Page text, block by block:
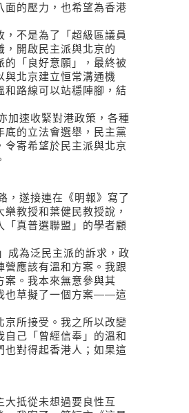
面的壓力，也希望為香港
不是為了「超級區議員
，開啟民主派與北京的
的「良好意願」，最終被
與北京建立恒常溝通機
和路線可以站穩陣腳，結
加速收緊對港政策，各種
的立法會選舉，民主黨
寄希望於民主派與北京
，遂接連在《明報》寫了
教授和葉健民教授說，
「真普選聯盟」的學者顧
成為泛民主派的訴求，政
營應該有溫和方案。我跟
案。我本來無意參與其
也草擬了一個方案——這
所接受。我之所以改變
自己「曾經信奉」的溫和
對得起香港人；如果這
抵從未想過要良性互